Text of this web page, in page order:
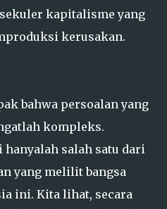
kapitalisme yang
kerusakan.
bahwa persoalan yang
kompleks.
salah satu dari
yang melilit bangsa
ini. Kita lihat, secara